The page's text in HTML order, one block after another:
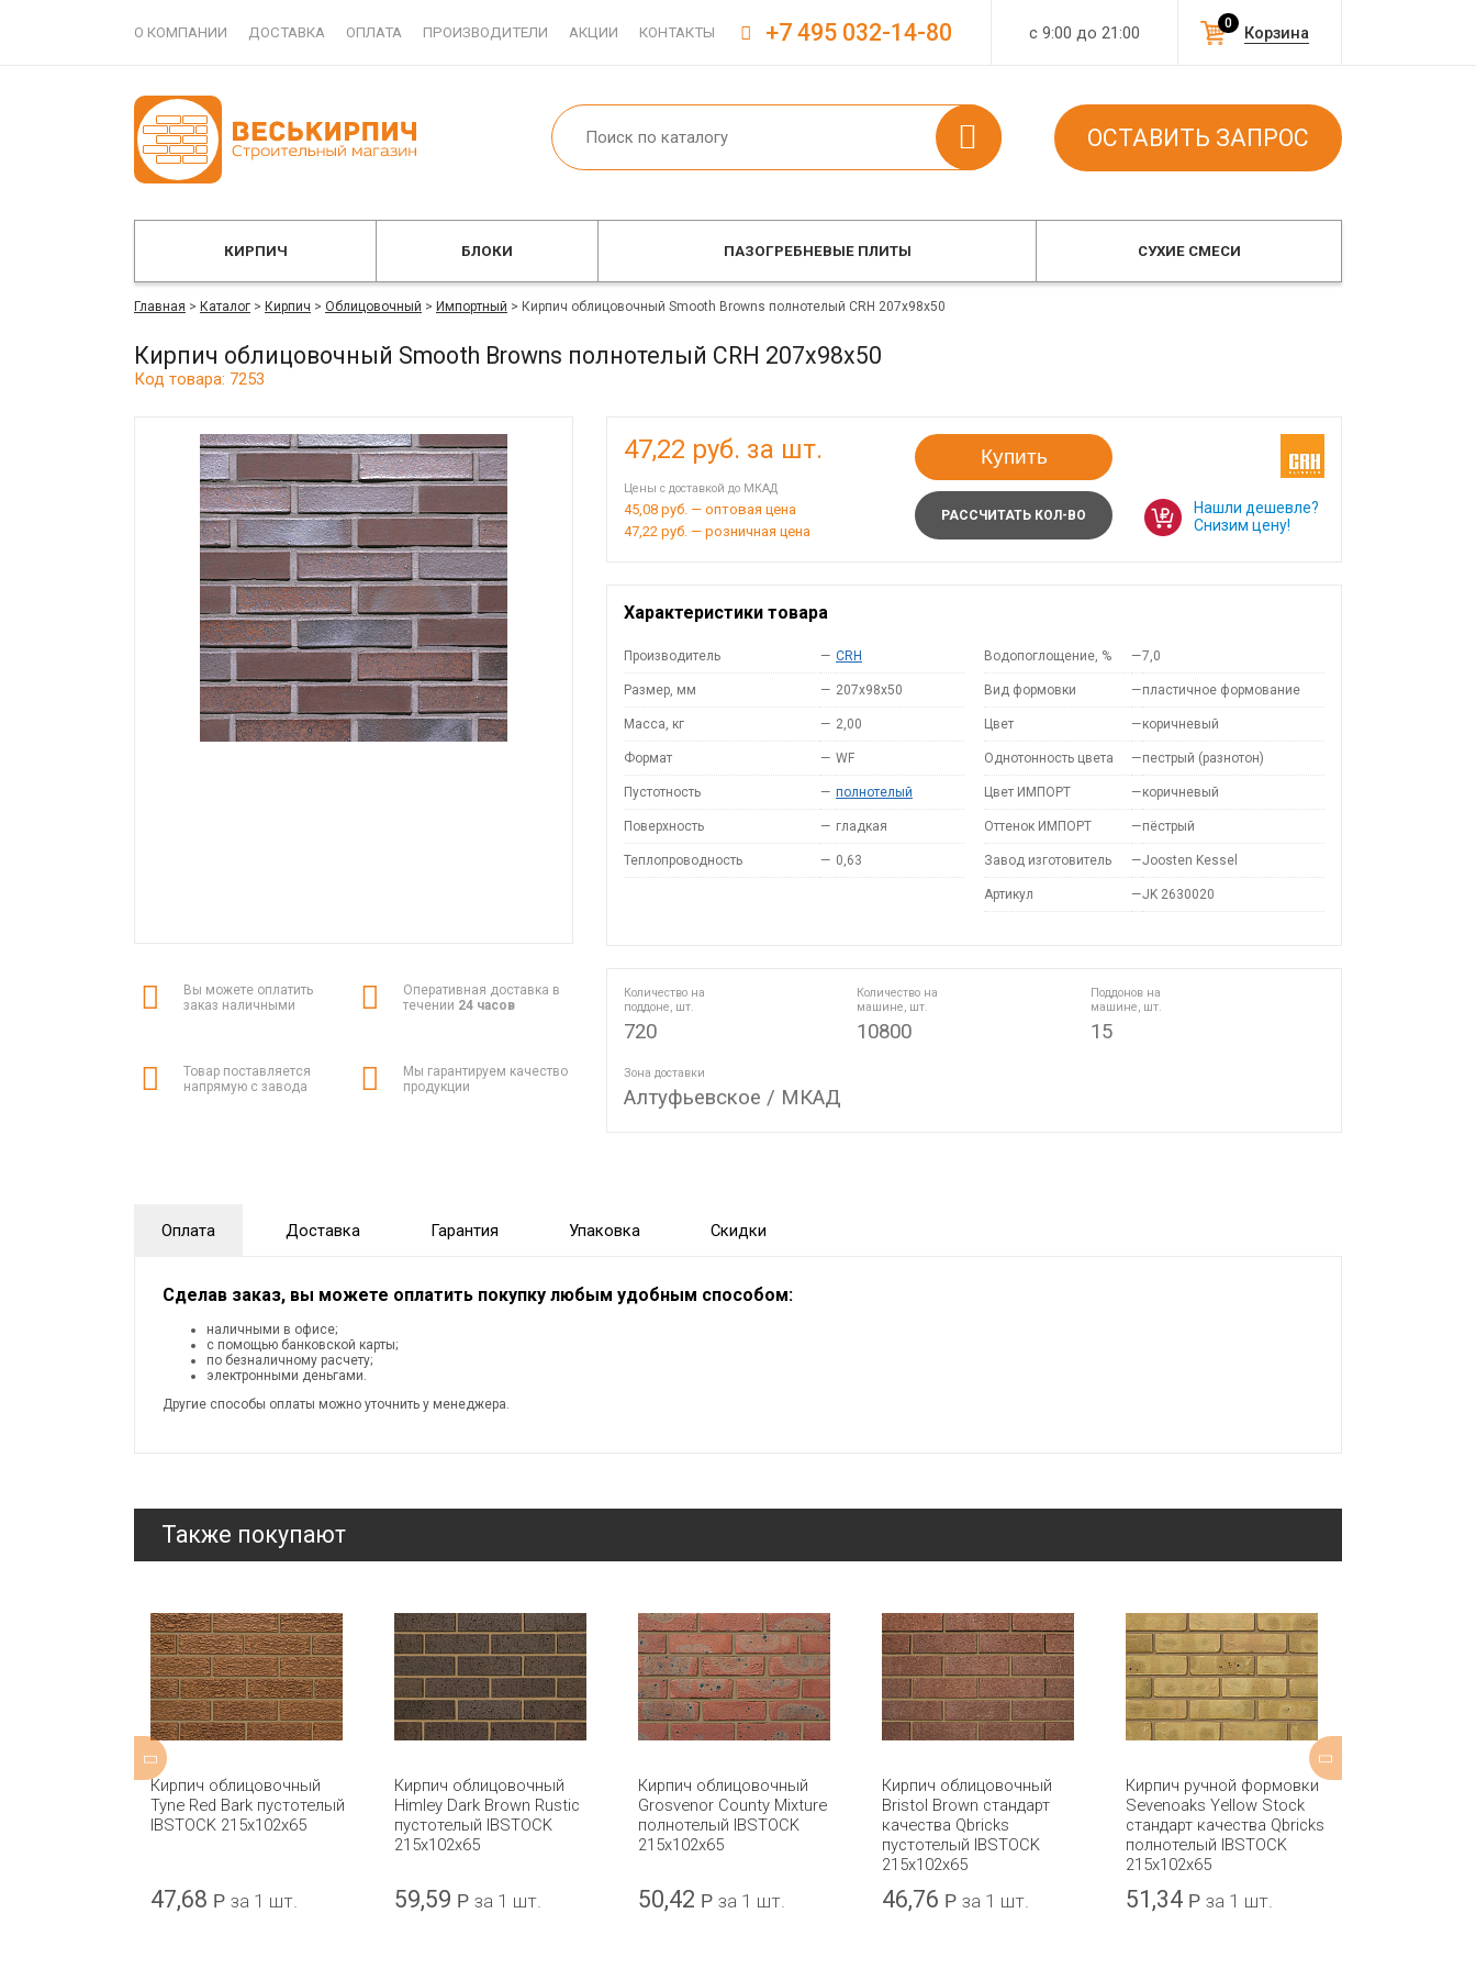
О КОМПАНИИ ДОСТАВКА ОПЛАТА ПРОИЗВОДИТЕЛИ АКЦИИ КОНТАКТЫ с 9:00 до 21:00 Корзина
0
+7 495 032-14-80
ОСТАВИТЬ ЗАПРОС
КИРПИЧ БЛОКИ ПАЗОГРЕБНЕВЫЕ ПЛИТЫ СУХИЕ СМЕСИ
Главная > Каталог > Кирпич > Облицовочный > Импортный > Кирпич облицовочный Smooth Browns полнотелый CRH 207x98x50
Кирпич облицовочный Smooth Browns полнотелый CRH 207x98x50
Код товара: 7253
Вы можете оплатить
заказ наличными
Оперативная доставка в
течении 24 часов
Товар поставляется
напрямую с завода
Мы гарантируем качество
продукции
47,22 руб. за шт.
Цены с доставкой до МКАД
45,08 руб. — оптовая цена
47,22 руб. — розничная цена
Купить
РАССЧИТАТЬ КОЛ-ВО
Нашли дешевле?
Снизим цену!
Характеристики товара
Производитель — CRH
Размер, мм — 207x98x50
Масса, кг — 2,00
Формат — WF
Пустотность — полнотелый
Поверхность — гладкая
Теплопроводность — 0,63
Водопоглощение, % —7,0
Вид формовки —пластичное формование
Цвет —коричневый
Однотонность цвета —пестрый (разнотон)
Цвет ИМПОРТ —коричневый
Оттенок ИМПОРТ —пёстрый
Завод изготовитель —Joosten Kessel
Артикул —JK 2630020
Количество на
поддоне, шт.
720
Количество на
машине, шт.
10800
Поддонов на
машине, шт.
15
Зона доставки
Алтуфьевское / МКАД
Оплата Доставка Гарантия Упаковка Скидки
Сделав заказ, вы можете оплатить покупку любым удобным способом:
наличными в офисе;
с помощью банковской карты;
по безналичному расчету;
электронными деньгами.
Другие способы оплаты можно уточнить у менеджера.
Также покупают
Кирпич облицовочный
Tyne Red Bark пустотелый
IBSTOCK 215x102x65
47,68 Р за 1 шт.
Кирпич облицовочный
Himley Dark Brown Rustic
пустотелый IBSTOCK
215x102x65
59,59 Р за 1 шт.
Кирпич облицовочный
Grosvenor County Mixture
полнотелый IBSTOCK
215x102x65
50,42 Р за 1 шт.
Кирпич облицовочный
Bristol Brown стандарт
качества Qbricks
пустотелый IBSTOCK
215x102x65
46,76 Р за 1 шт.
Кирпич ручной формовки
Sevenoaks Yellow Stock
стандарт качества Qbricks
полнотелый IBSTOCK
215х102х65
51,34 Р за 1 шт.